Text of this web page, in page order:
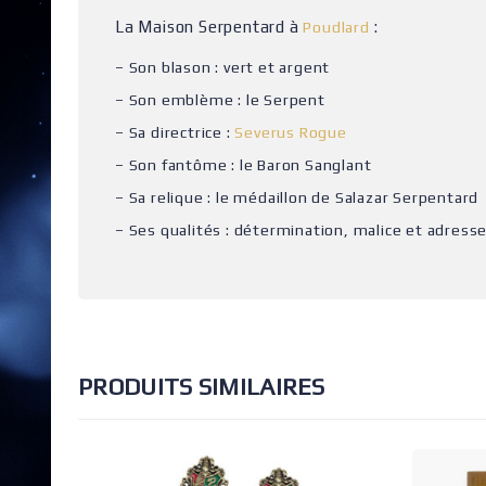
La Maison Serpentard àPoudlard :
– Son blason : vert et argent
– Son emblème : le Serpent
– Sa directrice :Severus Rogue
– Son fantôme : le Baron Sanglant
– Sa relique : le médaillon de Salazar Serpentard
– Ses qualités : détermination, malice et
PRODUITS SIMILAIRES